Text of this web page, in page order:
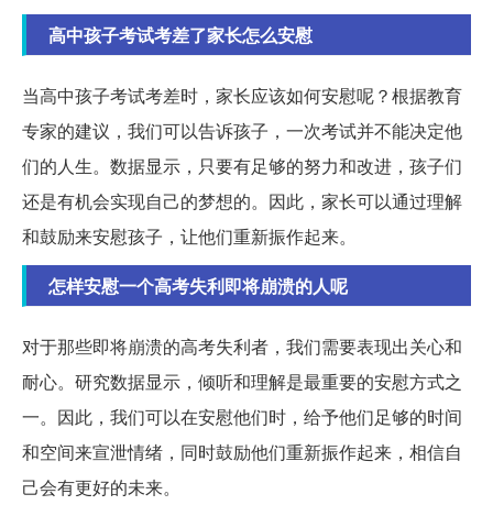
高中孩子考试考差了家长怎么安慰
当高中孩子考试考差时，家长应该如何安慰呢？根据教育
专家的建议，我们可以告诉孩子，一次考试并不能决定他
们的人生。数据显示，只要有足够的努力和改进，孩子们
还是有机会实现自己的梦想的。因此，家长可以通过理解
和鼓励来安慰孩子，让他们重新振作起来。
怎样安慰一个高考失利即将崩溃的人呢
对于那些即将崩溃的高考失利者，我们需要表现出关心和
耐心。研究数据显示，倾听和理解是最重要的安慰方式之
一。因此，我们可以在安慰他们时，给予他们足够的时间
和空间来宣泄情绪，同时鼓励他们重新振作起来，相信自
己会有更好的未来。